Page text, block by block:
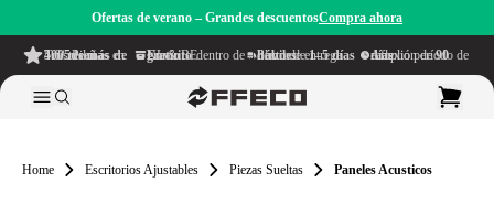
Ofertas de verano – Grandes descuentosCompra ahora
4.6/5
de más de 500 reseñas
en TrustPilot Envío gratuito
dentro de NL & BE Plazo de entrega dentro de
1–5 días hábiles Amplio período de reflexión de
90 días
Home Escritorios Ajustables Piezas Sueltas Paneles Acusticos